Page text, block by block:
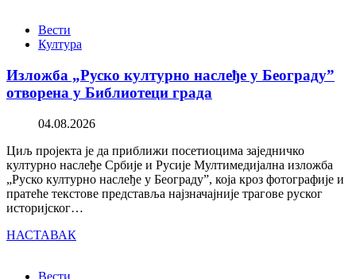
Вести
Култура
Изложба „Руско културно наслеђе у Београду”
отворена у Библиотеци града
04.08.2026
Циљ пројекта је да приближи посетиоцима заједничко
културно наслеђе Србије и Русије Мултимедијална изложба
„Руско културно наслеђе у Београду”, која кроз фотографије и
пратеће текстове представља најзначајније трагове руског
историјског…
НАСТАВАК
Вести